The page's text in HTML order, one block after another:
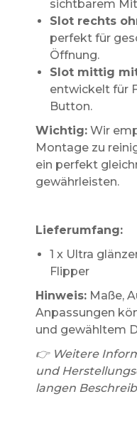
sichtbarem
Slot rechts
perfekt für
Öffnung.
Slot mittig
entwickelt für
Button.
Wichtig: Wir
Montage zu
ein perfekt
gewährleisten.
Lieferumfang:
1 x Ultra
Flipper
Hinweis: Maße,
Anpassungen
und gewähltem
👉 Weitere
und
langen